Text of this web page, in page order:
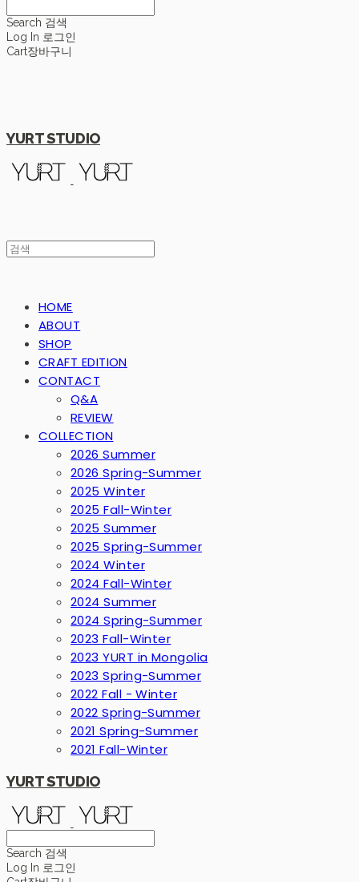
Search 검색
Log In 로그인
Cart장바구니
YURT STUDIO
HOME
ABOUT
SHOP
CRAFT EDITION
CONTACT
Q&A
REVIEW
COLLECTION
2026 Summer
2026 Spring-Summer
2025 Winter
2025 Fall-Winter
2025 Summer
2025 Spring-Summer
2024 Winter
2024 Fall-Winter
2024 Summer
2024 Spring-Summer
2023 Fall-Winter
2023 YURT in Mongolia
2023 Spring-Summer
2022 Fall - Winter
2022 Spring-Summer
2021 Spring-Summer
2021 Fall-Winter
YURT STUDIO
Search 검색
Log In 로그인